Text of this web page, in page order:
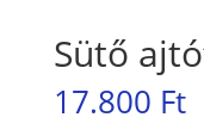
Sütő
17.800 Ft